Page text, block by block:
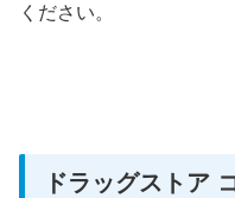
ください。
ドラッグストア